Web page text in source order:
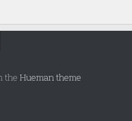
the Hueman theme